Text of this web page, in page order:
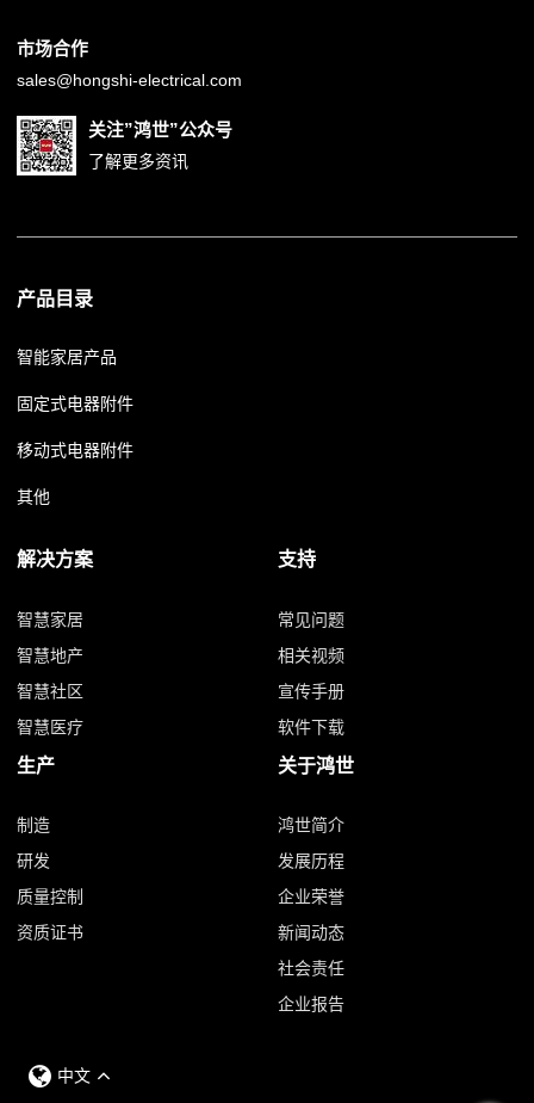
市场合作
sales@hongshi-electrical.com
关注”鸿世”公众号
了解更多资讯
产品目录
智能家居产品
固定式电器附件
移动式电器附件
其他
解决方案
智慧家居
智慧地产
智慧社区
智慧医疗
支持
常见问题
相关视频
宣传手册
软件下载
生产
制造
研发
质量控制
资质证书
关于鸿世
鸿世简介
发展历程
企业荣誉
新闻动态
社会责任
企业报告
中文